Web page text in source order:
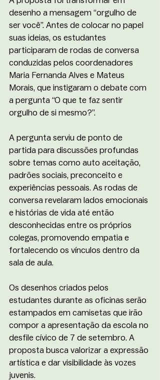
desenho a mensagem “orgulho de
ser você”. Antes de colocar no papel
suas ideias, os estudantes
participaram de rodas de conversa
conduzidas pelos coordenadores
Maria Fernanda Alves e Mateus
Morais, que instigaram o debate com
a pergunta “O que te faz sentir
orgulho de si mesmo?”.
A pergunta serviu de ponto de
partida para discussões profundas
sobre temas como auto aceitação,
padrões sociais, preconceito e
experiências pessoais. As rodas de
conversa revelaram lados emocionais
e histórias de vida até então
desconhecidas entre os próprios
colegas, promovendo empatia e
fortalecendo os vínculos dentro da
sala de aula.
Os desenhos criados pelos
estudantes durante as oficinas serão
estampados em camisetas que irão
compor a apresentação da escola no
desfile cívico de 7 de setembro. A
proposta busca valorizar a expressão
artística e dar visibilidade às vozes
juvenis.